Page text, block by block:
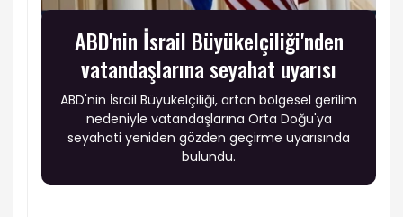
ABD'nin İsrail Büyükelçiliği'nden
vatandaşlarına seyahat uyarısı
ABD'nin İsrail Büyükelçiliği, artan bölgesel gerilim
nedeniyle vatandaşlarına Orta Doğu'ya
seyahati yeniden gözden geçirme uyarısında
bulundu.